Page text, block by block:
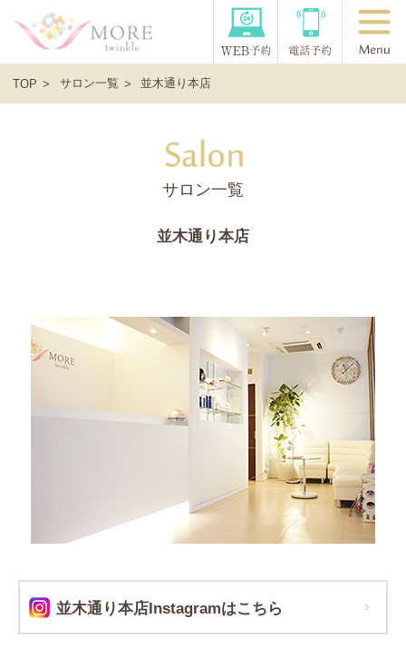
TOP サロン一覧 並木通り本店
サロン一覧
並木通り本店
並木通り本店Instagramはこちら